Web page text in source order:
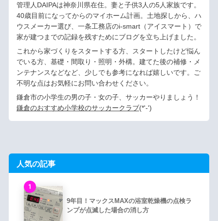
管理人DAIPAは神奈川県在住。妻と子供3人の5人家族です。
40歳目前になってからのマイホーム計画。土地探しから、ハ
ウスメーカー選び、一条工務店のi-smart（アイスマート）で
家が建つまでの記録を残すためにブログを立ち上げました。
これから家づくりをスタートする方、スタートしたけど悩ん
でいる方、基礎・間取り・照明・外構。建てた後の補修・メ
ンテナンスなどなど、少しでも参考になれば嬉しいです。ご
不明な点はお気軽にお問い合わせください。
鎌倉市の小学生の男の子・女の子、サッカーやりましょう！
鎌倉のおすすめ小学校のサッカークラブ(*'-')ゞ
人気の記事
1
9年目！マックスMAXの浴室乾燥機の点検ラ
ンプが点滅した場合の消し方